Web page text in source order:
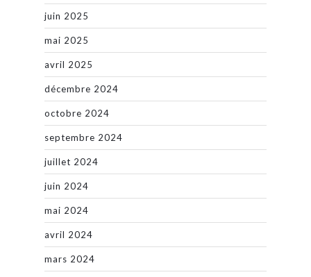
juin 2025
mai 2025
avril 2025
décembre 2024
octobre 2024
septembre 2024
juillet 2024
juin 2024
mai 2024
avril 2024
mars 2024